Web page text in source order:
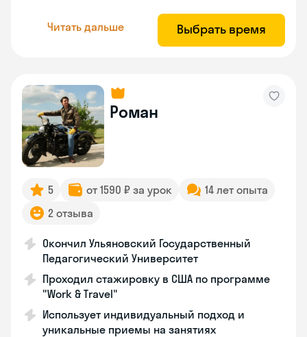
Читать дальше Выбрать время
Роман
5 от 1590 ₽ за урок
14 лет опыта
2 отзыва
Окончил Ульяновский Государственный
Педагогический Университет
Проходил стажировку в США по программе
"Work & Travel"
Использует индивидуальный подход и
уникальные приемы на занятиях